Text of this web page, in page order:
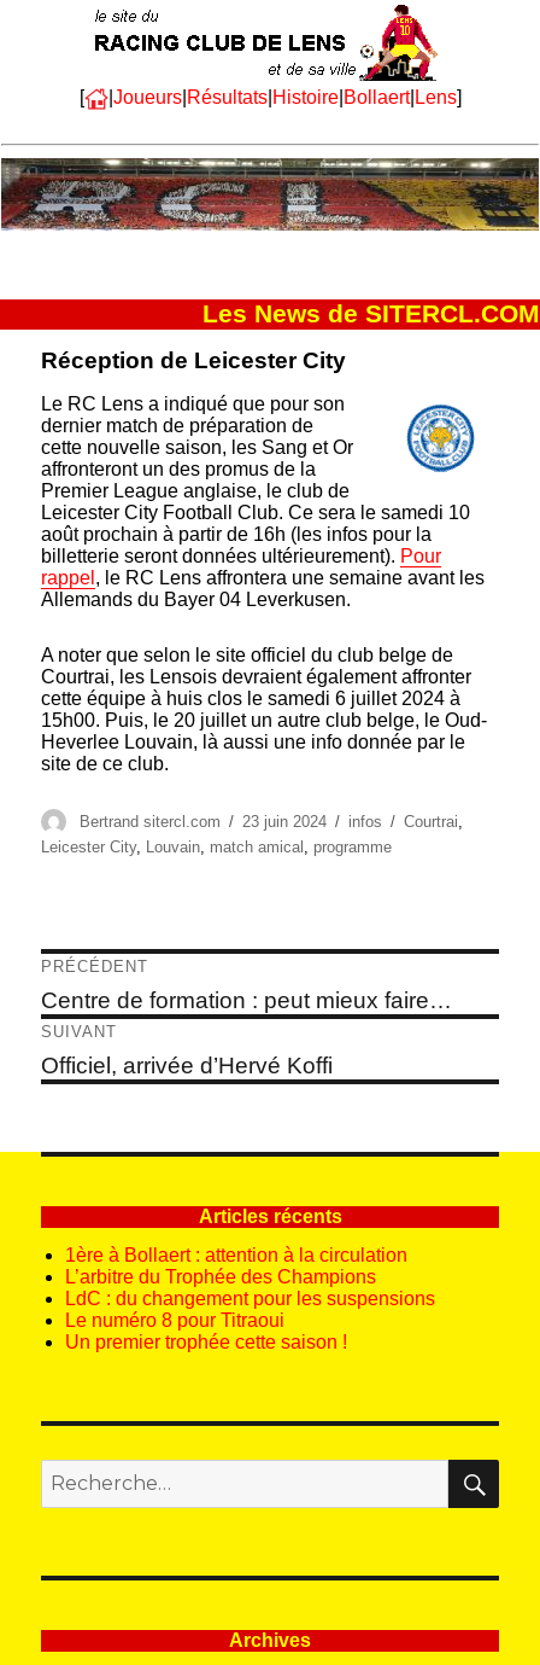
[ | Joueurs| Résultats| Histoire| Bollaert| Lens]
Les News de SITERCL.COM
Réception de Leicester City
Le RC Lens a indiqué que pour son
dernier match de préparation de
cette nouvelle saison, les Sang et Or
affronteront un des promus de la
Premier League anglaise, le club de
Leicester City Football Club. Ce sera le samedi 10
août prochain à partir de 16h (les infos pour la
billetterie seront données ultérieurement). Pour
rappel , le RC Lens affrontera une semaine avant les
Allemands du Bayer 04 Leverkusen.
A noter que selon le site officiel du club belge de
Courtrai, les Lensois devraient également affronter
cette équipe à huis clos le samedi 6 juillet 2024 à
15h00. Puis, le 20 juillet un autre club belge, le Oud-
Heverlee Louvain, là aussi une info donnée par le
site de ce club.
Auteur
Bertrand sitercl.com
Publié
le
23 juin 2024 Catégories
infos Étiquettes
Courtrai
Leicester City, Louvain, match amical , programme
Navigation
de
l’article
PRÉCÉDENT
Article
précédent :
Centre de formation : peut mieux faire…
SUIVANT
Article
suivant :
Officiel, arrivée d’Hervé Koffi
Articles récents
1ère à Bollaert : attention à la circulation
L’arbitre du Trophée des Champions
LdC : du changement pour les suspensions
Le numéro 8 pour Titraoui
Un premier trophée cette saison !
pour
:
Archives